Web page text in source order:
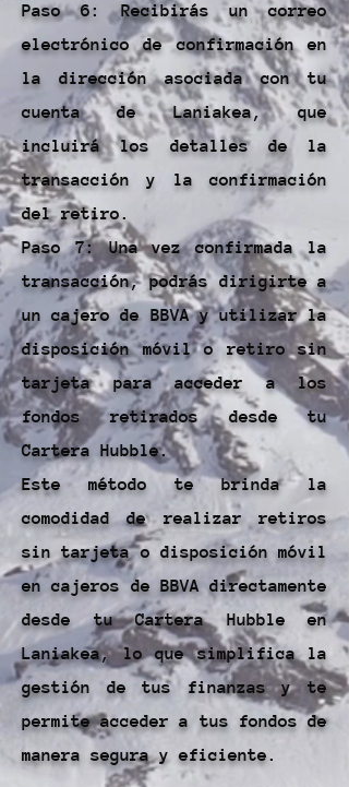
Paso 6: Recibirás un correo
electrónico de confirmación en
la dirección asociada con tu
cuenta de Laniakea, que
incluirá los detalles de la
transacción y la confirmación
del retiro.
Paso 7: Una vez confirmada la
transacción, podrás dirigirte a
un cajero de BBVA y utilizar la
disposición móvil o retiro sin
tarjeta para acceder a los
fondos retirados desde tu
Cartera Hubble.
Este método te brinda la
comodidad de realizar retiros
sin tarjeta o disposición móvil
en cajeros de BBVA directamente
desde tu Cartera Hubble en
Laniakea, lo que simplifica la
gestión de tus finanzas y te
permite acceder a tus fondos de
manera segura y eficiente.